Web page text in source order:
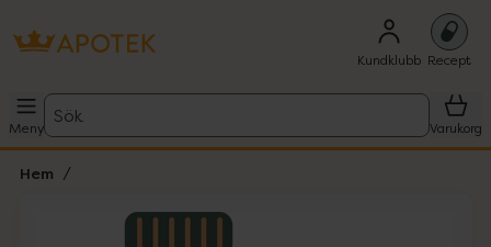
Kundklubb Recept
Meny
Sök
Varukorg
Hem